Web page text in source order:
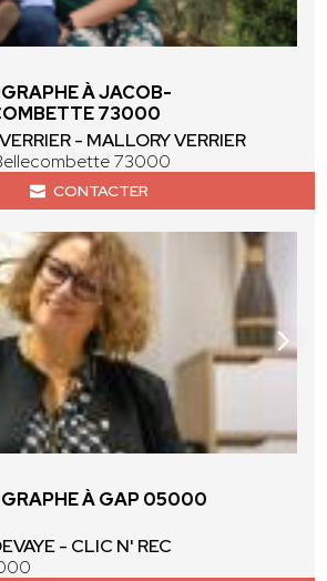
À JACOB-
73000
- MALLORY VERRIER
73000
CONTACTER
À GAP 05000
- CLIC N' REC